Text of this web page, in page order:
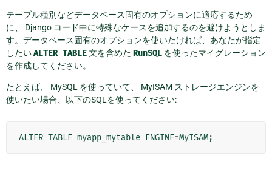
テーブル種別などデータベース固有のオプションに適応するため
に、 Django コード中に特殊なケースを追加するのを避けようとしま
す。データベース固有のオプションを使いたければ、あなたが指定
したいALTER TABLE文を含めた RunSQL を使ったマイグレーション
を作成してください。
たとえば、 MySQL を使っていて、 MyISAM ストレージエンジンを
使いたい場合、以下のSQLを使ってください:
ALTER TABLE myapp_mytable ENGINE=MyISAM;